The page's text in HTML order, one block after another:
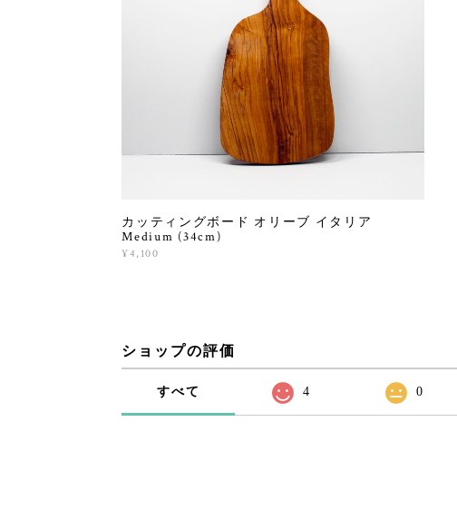
カッティングボード オリーブ イタリア
Medium (34cm)
¥4,100
ショップの評価
すべて 4 0